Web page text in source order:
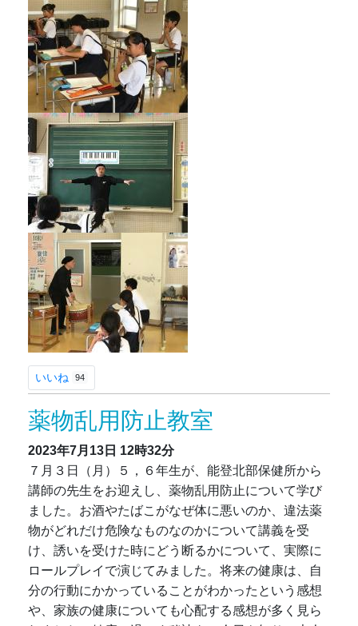
いいね 94
薬物乱用防止教室
2023年7月13日 12時32分
７月３日（月）５，６年生が、能登北部保健所から
講師の先生をお迎えし、薬物乱用防止について学び
ました。お酒やたばこがなぜ体に悪いのか、違法薬
物がどれだけ危険なものなのかについて講義を受
け、誘いを受けた時にどう断るかについて、実際に
ロールプレイで演じてみました。将来の健康は、自
分の行動にかかっていることがわかったという感想
や、家族の健康についても心配する感想が多く見ら